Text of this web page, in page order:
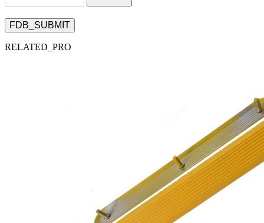
FDB_SUBMIT
RELATED_PRO